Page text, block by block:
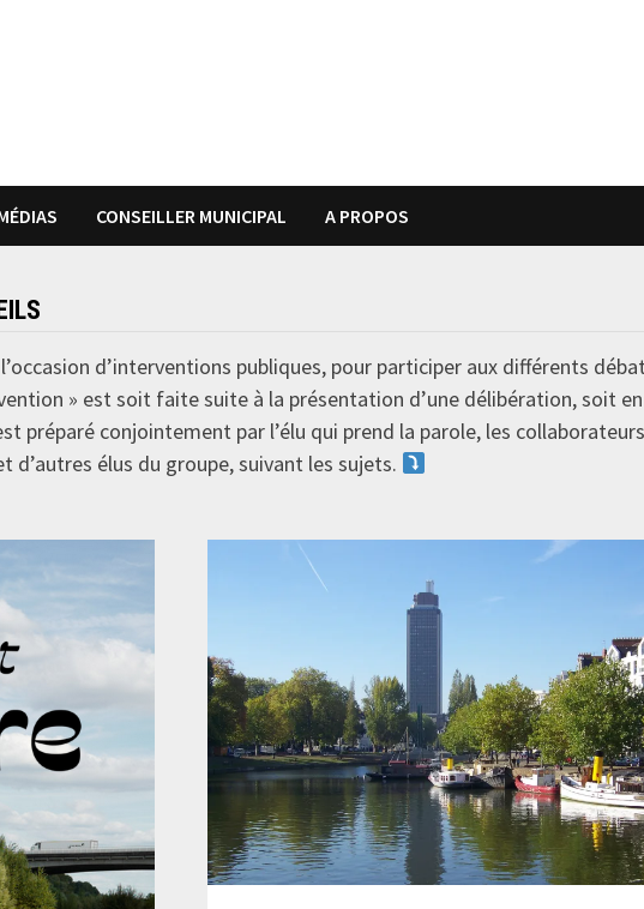
CONSEILLER MUNICIPAL A PROPOS
d’interventions publiques, pour participer aux différents
» est soit faite suite à la présentation d’une délibération, soit
préparé conjointement par l’élu qui prend la parole, les
élus du groupe, suivant les sujets.